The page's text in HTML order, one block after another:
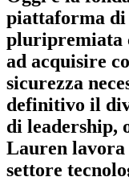
piattaforma di
pluripremiata
ad acquisire
sicurezza
definitivo il
di leadership,
Lauren lavora
settore